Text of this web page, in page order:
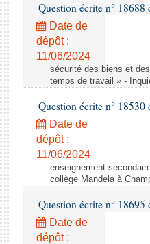
Question écrite n°
Date de
dépôt :
11/06/2024
sécurité des biens et
temps de travail » -
Question écrite n°
Date de
dépôt :
11/06/2024
enseignement
collège Mandela à
Question écrite n°
Date de
dépôt :